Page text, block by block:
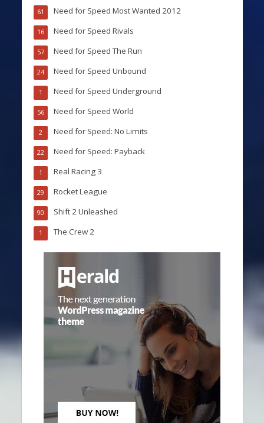
Need for Speed Most Wanted 2012
61
Need for Speed Rivals
16
Need for Speed The Run
57
Need for Speed Unbound
24
Need for Speed Underground
1
Need for Speed World
56
Need for Speed: No Limits
2
Need for Speed: Payback
22
Real Racing 3
1
Rocket League
29
Shift 2 Unleashed
90
The Crew 2
1